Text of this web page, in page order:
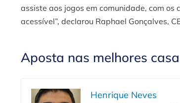
assiste aos jogos em comunidade, com
acessível”, declarou Raphael Gonçalves,
Aposta nas melhores
Henrique Neves